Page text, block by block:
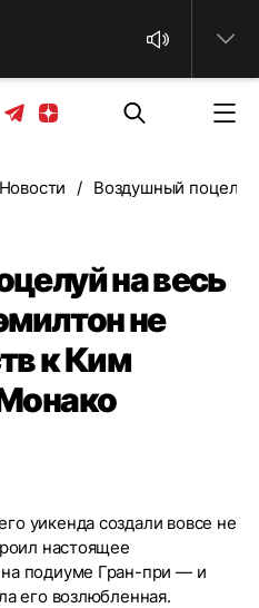
ТелеграмЯндекс дзен
Воздушный
на весь
не
к Ким
уикенда создали вовсе не
настоящее
подиуме Гран-при — и
его возлюбленная.